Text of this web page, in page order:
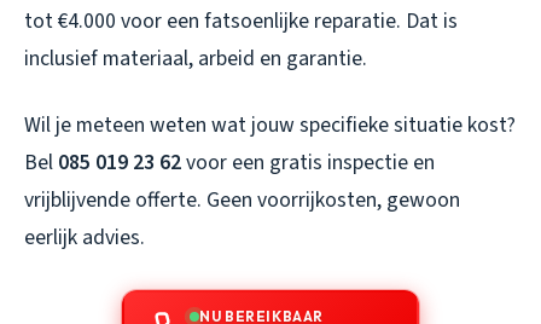
tot €4.000 voor een fatsoenlijke reparatie. Dat is
inclusief materiaal, arbeid en garantie.
Wil je meteen weten wat jouw specifieke situatie kost?
Bel 085 019 23 62voor een gratis inspectie en
vrijblijvende offerte. Geen voorrijkosten, gewoon
eerlijk advies.
NU BEREIKBAAR